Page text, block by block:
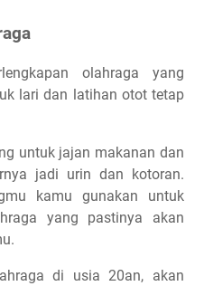
olahraga yang
lari dan latihan otot tetap
untuk jajan makanan dan
jadi urin dan kotoran.
kamu gunakan untuk
yang pastinya akan
di usia 20an, akan